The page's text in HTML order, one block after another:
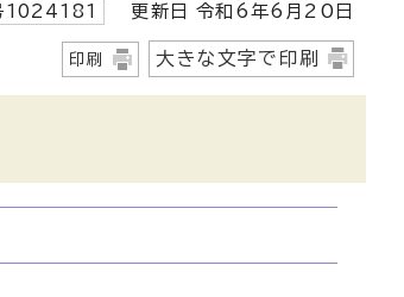
1024181 更新日 令和6年6月20日
印刷 大きな文字で印刷